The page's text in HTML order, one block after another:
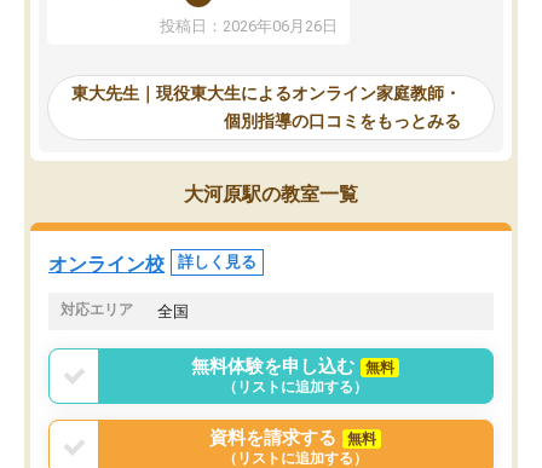
供も家に帰って勉強の話すると嫌な反
応を示します。東大先生にお願いして
れるので、親としても安心です。毎日
使える自習室とかもあり、わからない
ところがあれば先生が回答してくれる
のも重宝しています。
投稿日：2026年06月26日
自習室が毎日使えていつ
るのが心強かったよう
謝です。
東大先生｜現役東大生によるオンライン家庭教師・
個別指導の口コミをもっとみる
大河原駅の教室一覧
オンライン校 詳しく見る
対応エリア 全国
無料体験を申し込む
無料
（リストに追加する）
資料を請求する
無料
（リストに追加する）